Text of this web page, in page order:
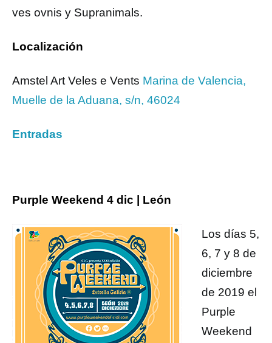
ves ovnis y Supranimals.
Localización
Amstel Art Veles e Vents Marina de Valencia,
Muelle de la Aduana, s/n, 46024
Entradas
Purple Weekend 4 dic | León
Los días 5,
6, 7 y 8 de
diciembre
de 2019 el
Purple
Weekend